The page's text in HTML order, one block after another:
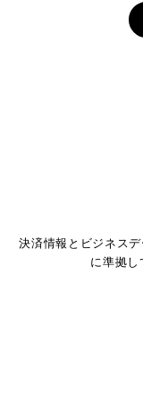
決済情報とビジネス
に準拠し